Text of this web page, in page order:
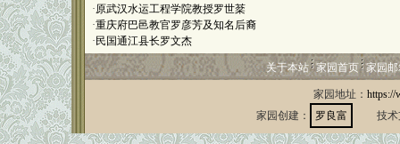
·原武汉水运工程学院教授罗世棻
·重庆府巴邑教官罗彦芳及知名后裔
· 民国通江县长罗文杰
关于本站 家园首页 家园
家园地址： https://
家园创建：
罗良富 技术